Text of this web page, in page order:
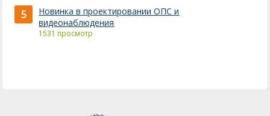
5
Новинка в проектировании ОПС и
видеонаблюдения
1531 просмотр